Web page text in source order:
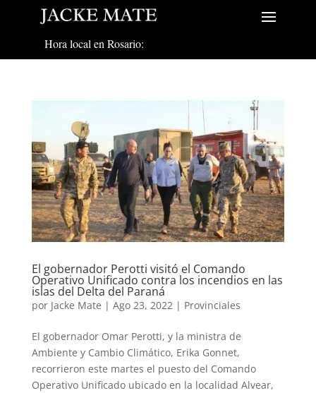
Hora local en Rosario:
El gobernador Perotti visitó el Comando
Operativo Unificado contra los incendios en las
islas del Delta del Paraná
por Jacke Mate | Ago 23, 2022 | Provinciales
El gobernador Omar Perotti, y la ministra de
Ambiente y Cambio Climático, Erika Gonnet,
recorrieron este martes el puesto del Comando
Operativo Unificado ubicado en la localidad Alvear,